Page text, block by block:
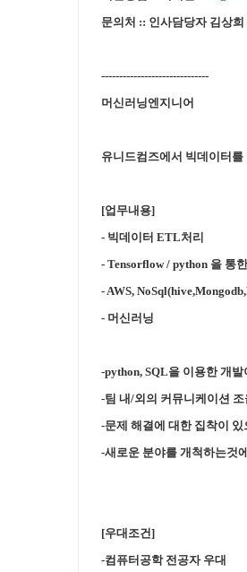
문의처 :: 인사담당자 김상희
------------------------------
머신러닝엔지니어
유니드컴즈에서 빅데이터
[업무내용]
- 빅데이터 ETL처리
- Tensorflow / python 을 통
- AWS,
- 머신러닝
-python, SQL을 이용한 개
-팀 내/외의 커뮤니케이션
-문제 해결에 대한 집착이 있
-새로운 분야를 개척하는것
[우대조건]
-컴퓨터공학 전공자 우대